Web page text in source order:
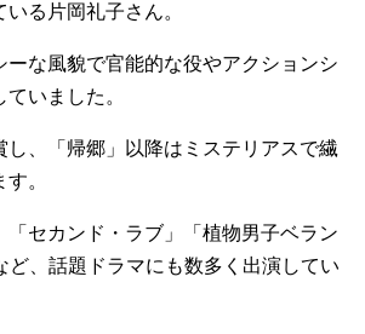
る片岡礼子さん。
ーな風貌で官能的な役やアクションシ
いました。
し、「帰郷」以降はミステリアスで繊
。
「セカンド・ラブ」「植物男子ベラン
ど、話題ドラマにも数多く出演してい